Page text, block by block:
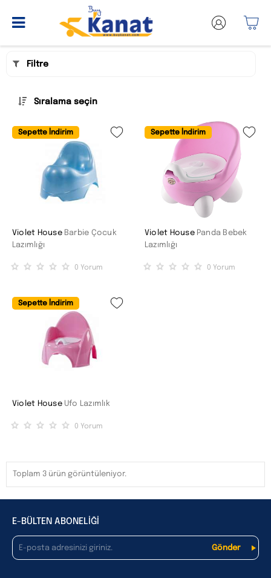
Filtre
Sıralama seçin
Sepette İndirim
Violet House Barbie Çocuk
Lazımlığı
0 Yorum
Sepette İndirim
Violet House Panda Bebek
Lazımlığı
0 Yorum
Sepette İndirim
Violet House Ufo Lazımlık
0 Yorum
Toplam 3 ürün görüntüleniyor.
E-BÜLTEN ABONELİĞİ